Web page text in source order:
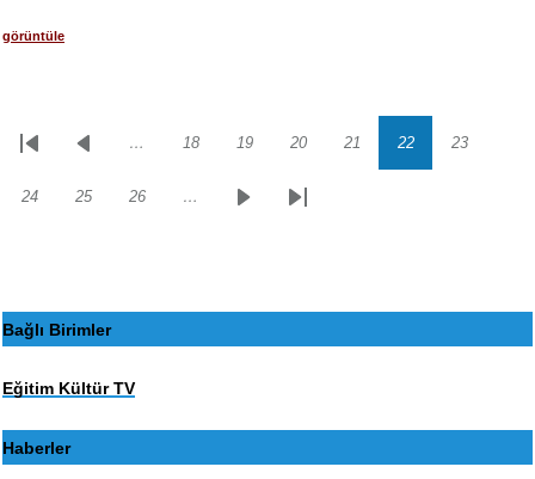
görüntüle
Sayfalama
İlk
Önceki… Sayfa
18 Sayfa
19 Sayfa
20 Sayfa
21 Sayfa
22 Sayfa
23
Sayfa
24 Sayfa
25 Sayfa
26 …
SonrakiSon
Bağlı Birimler
Eğitim Kültür TV
Haberler